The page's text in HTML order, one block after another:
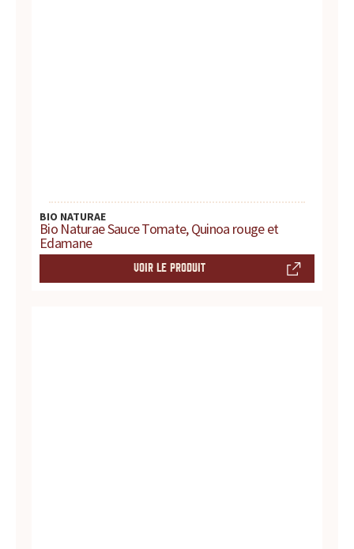
i
s
t
BIO NATURAE
Bio Naturae Sauce Tomate, Quinoa rouge et
Edamane
VOIR LE PRODUIT